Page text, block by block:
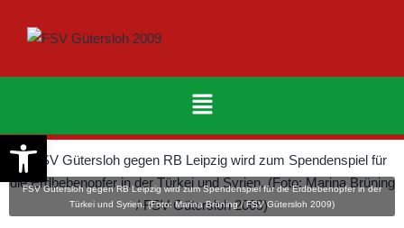
FSV Gütersloh gegen RB Leipzig wird zum Spendenspiel für die Erdbebenopfer in der
Türkei und Syrien. (Foto: Marina Brüning / FSV Gütersloh 2009)
Werkzeugleiste öffnen